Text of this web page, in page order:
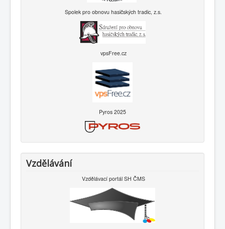
Spolek pro obnovu hasičských tradic, z.s.
vpsFree.cz
Pyros 2025
Vzdělávání
Vzdělávací portál SH ČMS